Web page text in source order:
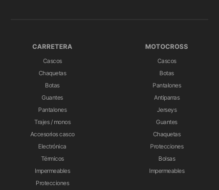
CARRETERA
Cascos
Chaquetas
Botas
Guantes
Pantalones
Trajes / monos
Accesorios casco
Electrónica
Térmicos
Impermeables
Protecciones
MOTOCROSS
Cascos
Botas
Pantalones
Antiparras
Jerseys
Guantes
Chaquetas
Protecciones
Bolsas
Impermeables